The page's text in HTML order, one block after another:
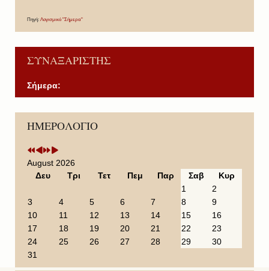
Πηγή: Λογισμικό "Σήμερα"
ΣΥΝΑΞΑΡΙΣΤΗΣ
Σήμερα:
ΗΜΕΡΟΛΟΓΙΟ
P
r
v
i
s
e
a
r
P
r
v
i
o
o
t
h
N
e
t
Y
e
N
e
t
M
August 2026
Δευ
Τρι Τετ Πεμ Παρ Σαβ
Κυρ
1
2
3
4 5 6 7 8
9
10
11 12 13 14 15
16
17
18 19 20 21 22
23
24
25 26 27 28 29
30
31